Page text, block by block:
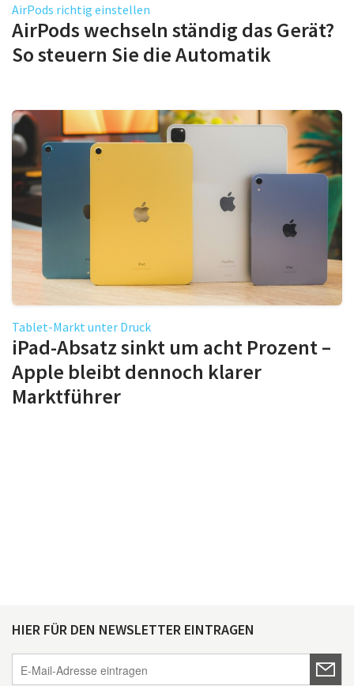
AirPods richtig einstellen
AirPods wechseln ständig das Gerät?
So steuern Sie die Automatik
Tablet-Markt unter Druck
iPad-Absatz sinkt um acht Prozent –
Apple bleibt dennoch klarer
Marktführer
HIER FÜR DEN NEWSLETTER EINTRAGEN